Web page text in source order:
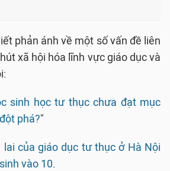
phản ánh về một số vấn đề liên
xã hội hóa lĩnh vực giáo dục và
sinh học tư thục chưa đạt mục
phá?"
của giáo dục tư thục ở Hà Nội
vào 10.